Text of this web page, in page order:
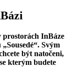
prostorách InBáze
Svým
být natočeni,
kterým budete